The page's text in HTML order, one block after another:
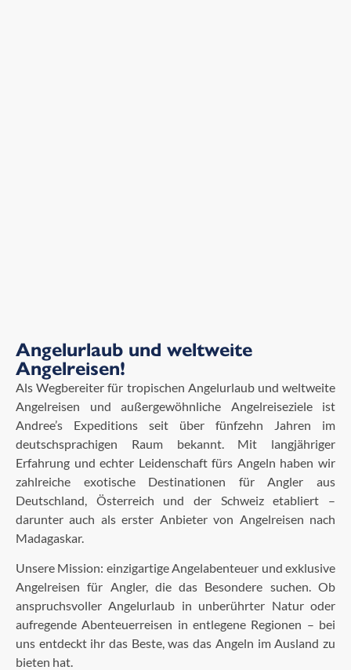
Angelurlaub und weltweite
Angelreisen!
Als Wegbereiter für tropischen Angelurlaub und weltweite
Angelreisen und außergewöhnliche Angelreiseziele ist
Andree’s Expeditions seit über fünfzehn Jahren im
deutschsprachigen Raum bekannt. Mit langjähriger
Erfahrung und echter Leidenschaft fürs Angeln haben wir
zahlreiche exotische Destinationen für Angler aus
Deutschland, Österreich und der Schweiz etabliert –
darunter auch als erster Anbieter von Angelreisen nach
Madagaskar.
Unsere Mission: einzigartige Angelabenteuer und exklusive
Angelreisen für Angler, die das Besondere suchen. Ob
anspruchsvoller Angelurlaub in unberührter Natur oder
aufregende Abenteuerreisen in entlegene Regionen – bei
uns entdeckt ihr das Beste, was das Angeln im Ausland zu
bieten hat.